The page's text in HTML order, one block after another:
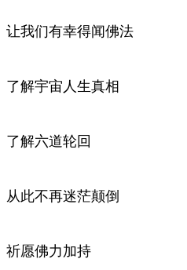
让我们有幸得闻佛法
了解宇宙人生真相
了解六道轮回
从此不再迷茫颠倒
祈愿佛力加持